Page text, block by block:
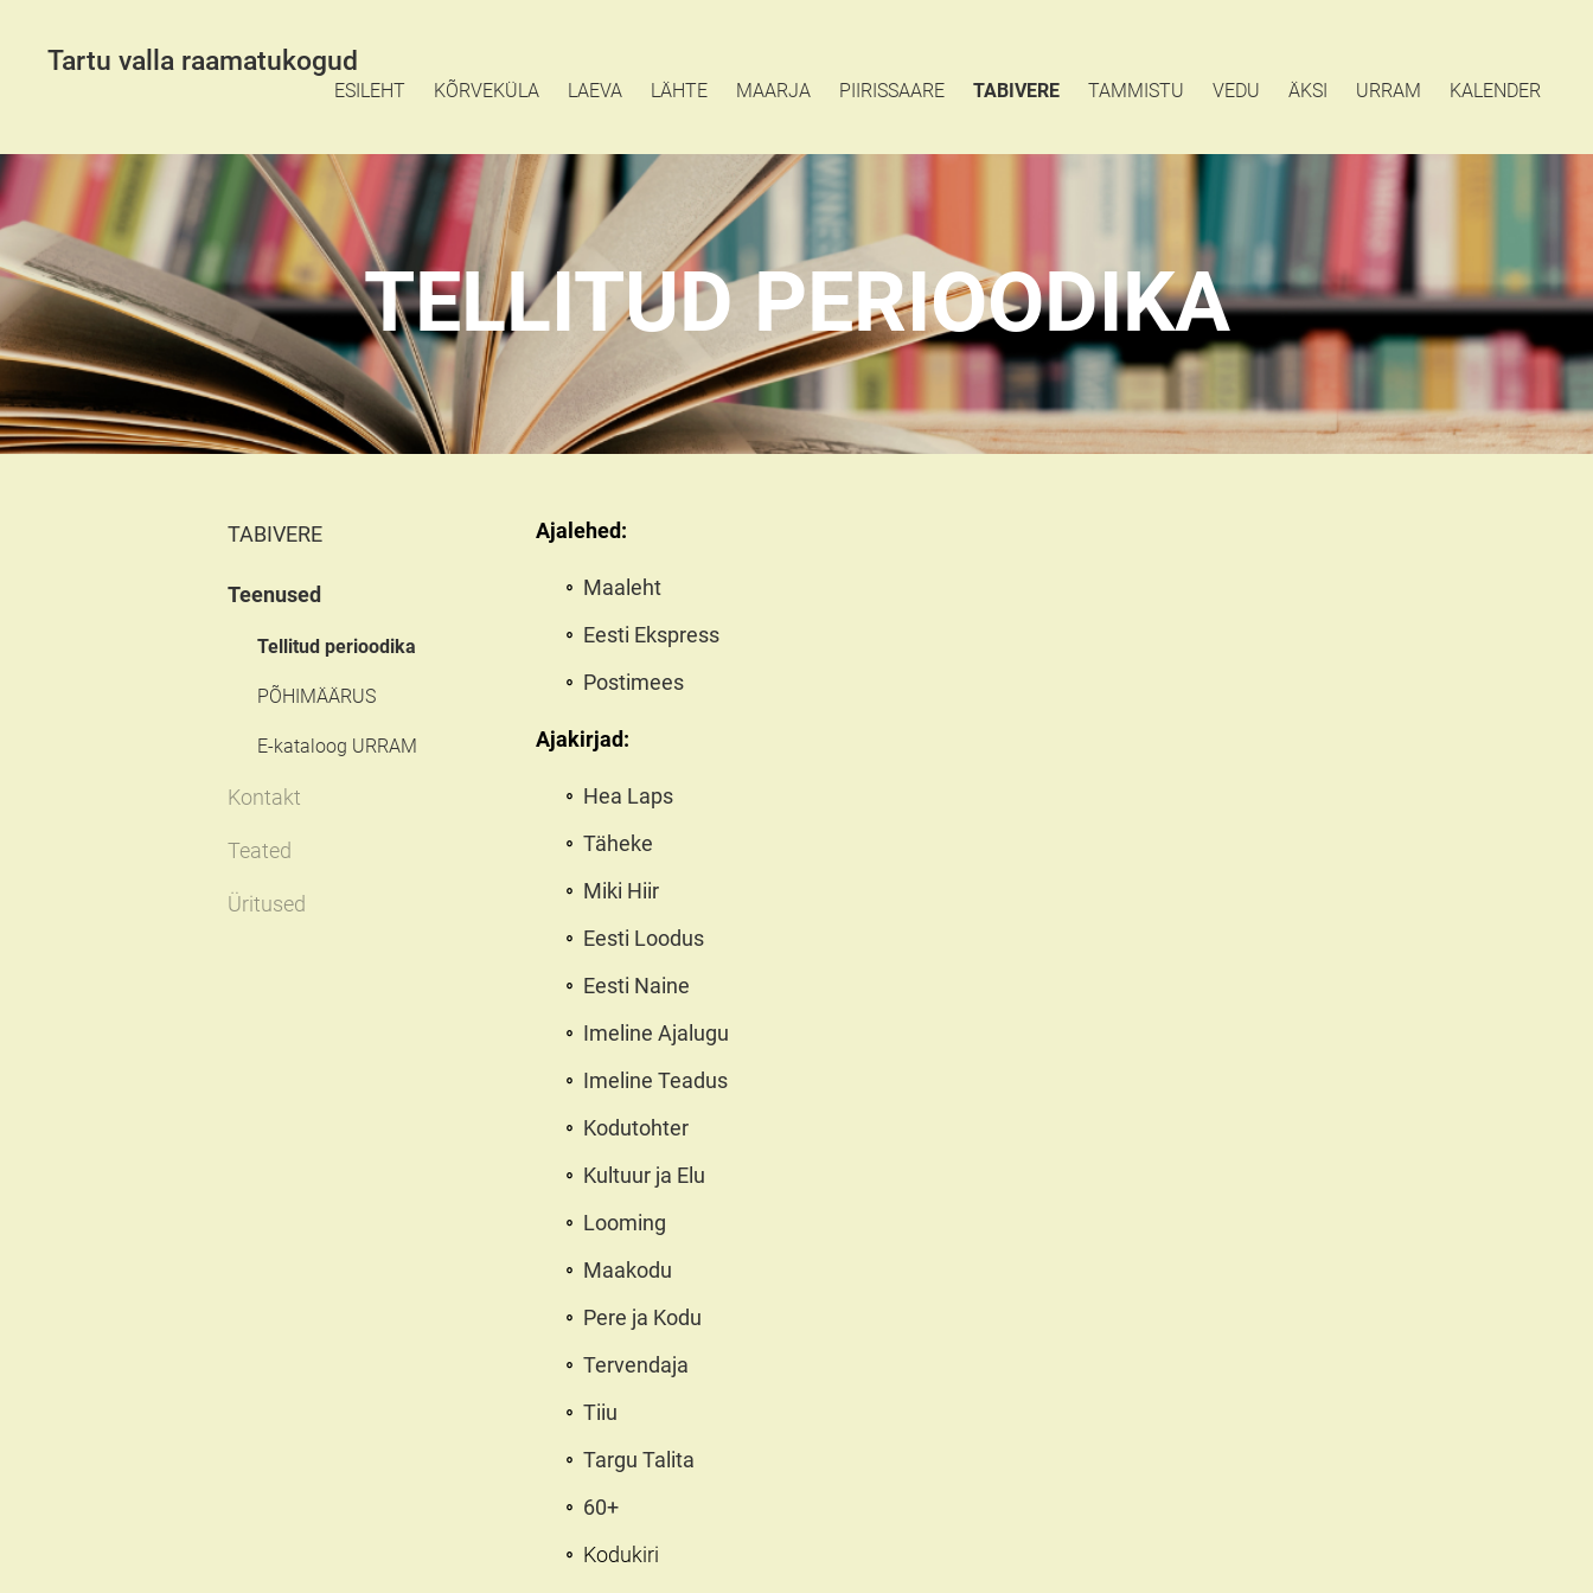
Tartu valla raamatukogud
ESILEHT KÕRVEKÜLA LAEVA LÄHTE MAARJA PIIRISSAARE TABIVERE TAMMISTU VEDU ÄKSI URRAM KALENDER
TELLITUD PERIOODIKA
TABIVERE
Teenused
Tellitud perioodika
PÕHIMÄÄRUS
E-kataloog URRAM
Kontakt
Teated
Üritused
Ajalehed:
Maaleht
Eesti Ekspress
Postimees
Ajakirjad:
Hea Laps
Täheke
Miki Hiir
Eesti Loodus
Eesti Naine
Imeline Ajalugu
Imeline Teadus
Kodutohter
Kultuur ja Elu
Looming
Maakodu
Pere ja Kodu
Tervendaja
Tiiu
Targu Talita
60+
Kodukiri